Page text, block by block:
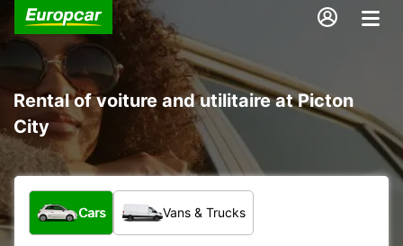
Rental of voiture and utilitaire at Picton
City
What type of vehicle?
Cars Vans & Trucks